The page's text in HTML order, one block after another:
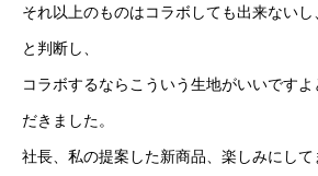
それ以上のものはコラボしても出来ない
と判断し、
コラボするならこういう生地がいいです
だきました。
社長、私の提案した新商品、楽しみにして